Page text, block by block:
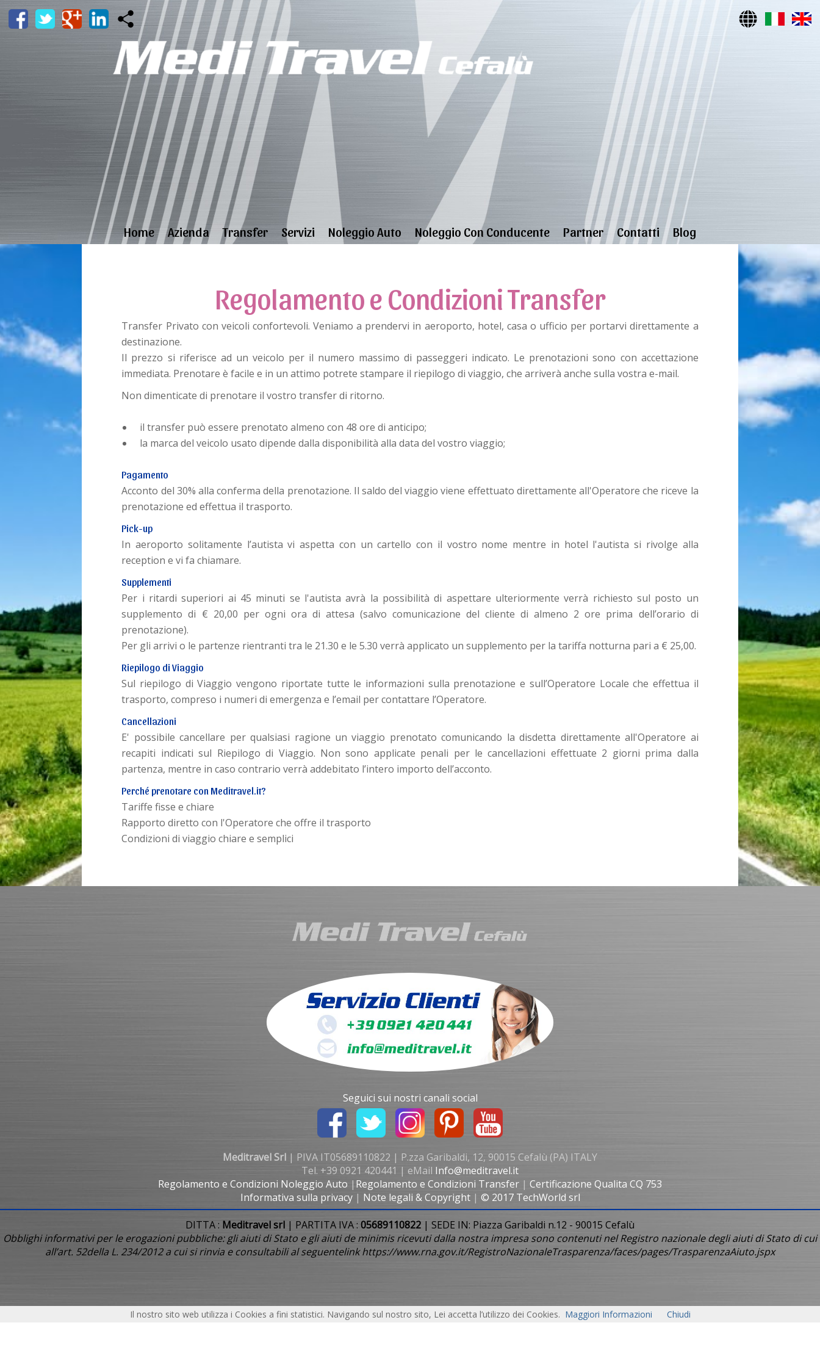
Home Azienda Transfer Servizi Noleggio Auto Noleggio Con Conducente Partner Contatti Blog
Regolamento e Condizioni Transfer
Transfer Privato con veicoli confortevoli. Veniamo a prendervi in aeroporto, hotel, casa o ufficio per portarvi direttamente a
destinazione.
Il prezzo si riferisce ad un veicolo per il numero massimo di passeggeri indicato. Le prenotazioni sono con accettazione
immediata. Prenotare è facile e in un attimo potrete stampare il riepilogo di viaggio, che arriverà anche sulla vostra e-mail.
Non dimenticate di prenotare il vostro transfer di ritorno.
il transfer può essere prenotato almeno con 48 ore di anticipo;
la marca del veicolo usato dipende dalla disponibilità alla data del vostro viaggio;
Pagamento
Acconto del 30% alla conferma della prenotazione. Il saldo del viaggio viene effettuato direttamente all'Operatore che riceve la
prenotazione ed effettua il trasporto.
Pick-up
In aeroporto solitamente l’autista vi aspetta con un cartello con il vostro nome mentre in hotel l'autista si rivolge alla
reception e vi fa chiamare.
Supplementi
Per i ritardi superiori ai 45 minuti se l'autista avrà la possibilità di aspettare ulteriormente verrà richiesto sul posto un
supplemento di € 20,00 per ogni ora di attesa (salvo comunicazione del cliente di almeno 2 ore prima dell’orario di
prenotazione).
Per gli arrivi o le partenze rientranti tra le 21.30 e le 5.30 verrà applicato un supplemento per la tariffa notturna pari a € 25,00.
Riepilogo di Viaggio
Sul riepilogo di Viaggio vengono riportate tutte le informazioni sulla prenotazione e sull’Operatore Locale che effettua il
trasporto, compreso i numeri di emergenza e l’email per contattare l’Operatore.
Cancellazioni
E' possibile cancellare per qualsiasi ragione un viaggio prenotato comunicando la disdetta direttamente all'Operatore ai
recapiti indicati sul Riepilogo di Viaggio. Non sono applicate penali per le cancellazioni effettuate 2 giorni prima dalla
partenza, mentre in caso contrario verrà addebitato l’intero importo dell’acconto.
Perché prenotare con Meditravel.it?
Tariffe fisse e chiare
Rapporto diretto con l'Operatore che offre il trasporto
Condizioni di viaggio chiare e semplici
Seguici sui nostri canali social
Meditravel Srl | PIVA IT05689110822 | P.zza Garibaldi, 12, 90015 Cefalù (PA) ITALY
Tel. +39 0921 420441 | eMail Info@meditravel.it
Regolamento e Condizioni Noleggio Auto | Regolamento e Condizioni Transfer | Certificazione Qualita CQ 753
Informativa sulla privacy | Note legali & Copyright| © 2017 TechWorld srl
DITTA : Meditravel srl | PARTITA IVA : 05689110822 | SEDE IN: Piazza Garibaldi n.12 - 90015 Cefalù
Obblighi informativi per le erogazioni pubbliche: gli aiuti di Stato e gli aiuti de minimis ricevuti dalla nostra impresa sono contenuti nel Registro nazionale degli aiuti di Stato di cui
all’art. 52della L. 234/2012 a cui si rinvia e consultabili al seguentelink https://www.rna.gov.it/RegistroNazionaleTrasparenza/faces/pages/TrasparenzaAiuto.jspx
Il nostro sito web utilizza i Cookies a fini statistici. Navigando sul nostro sito, Lei accetta l’utilizzo dei Cookies. Maggiori Informazioni Chiudi